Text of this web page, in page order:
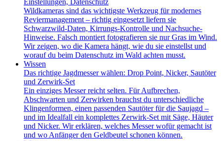
Einstellungen, Datenschutz
Wildkameras sind das wichtigste Werkzeug für modernes
Reviermanagement – richtig eingesetzt liefern sie
Schwarzwild-Daten, Kirrungs-Kontrolle und Nachsuche-
Hinweise. Falsch montiert fotografieren sie nur Gras im Wind.
Wir zeigen, wo die Kamera hängt, wie du sie einstellst und
worauf du beim Datenschutz im Wald achten musst.
Wissen
Das richtige Jagdmesser wählen: Drop Point, Nicker, Sautöter
und Zerwirk-Set
Ein einziges Messer reicht selten. Für Aufbrechen,
Abschwarten und Zerwirken brauchst du unterschiedliche
Klingenformen, einen passenden Sautöter für die Saujagd –
und im Idealfall ein komplettes Zerwirk-Set mit Säge, Häuter
und Nicker. Wir erklären, welches Messer wofür gemacht ist
und wo Anfänger den Geldbeutel schonen können.